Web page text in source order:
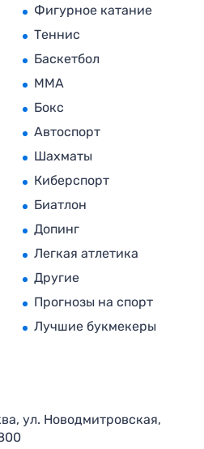
Фигурное катание
Теннис
Баскетбол
MMA
Бокс
Автоспорт
Шахматы
Киберспорт
Биатлон
Допинг
Легкая атлетика
Другие
Прогнозы на спорт
Лучшие букмекеры
ул. Новодмитровская,